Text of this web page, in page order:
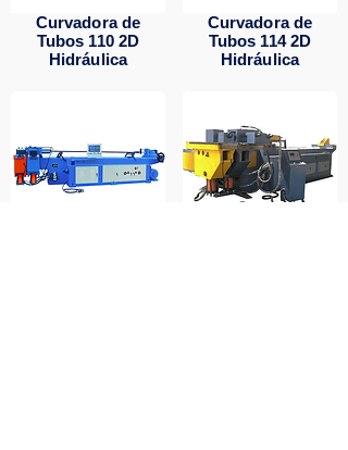
Curvadora de
Tubos 110 2D
Hidráulica
Curvadora de
Tubos 114 2D
Hidráulica